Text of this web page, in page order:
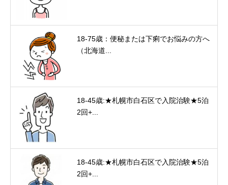
18-75歳：便秘または下痢でお悩みの方へ
（北海道...
18-45歳:★札幌市白石区で入院治験★5泊
2回+...
18-45歳:★札幌市白石区で入院治験★5泊
2回+...